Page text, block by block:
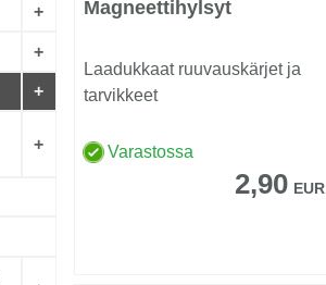
+
+
+
+
Magneettihylsyt
Laadukkaat ruuvauskärjet ja
tarvikkeet
Varastossa
2,90 EUR